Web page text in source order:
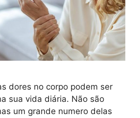
dores no corpo podem ser
sua vida diária. Não são
um grande numero delas